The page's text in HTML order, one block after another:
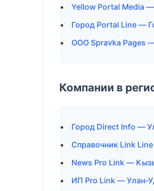
Yellow Portal Media
Город Portal Line —
ООО Spravka Pages
Компании в
Город Direct Info —
Справочник Link
News Pro Link —
ИП Pro Link — Улан-